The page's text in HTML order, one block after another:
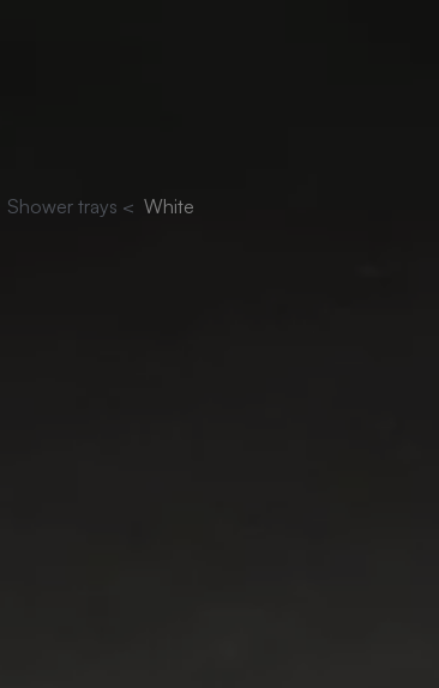
Shower trays < White